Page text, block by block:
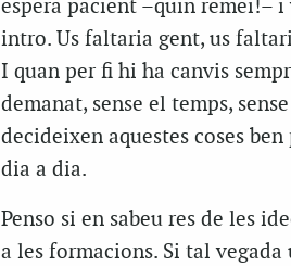
espera pacient –quin remei!–
intro. Us faltaria gent, us
I quan per fi hi ha canvis
demanat, sense el temps,
decideixen aquestes coses
dia a dia.
Penso si en sabeu res de les
a les formacions. Si tal